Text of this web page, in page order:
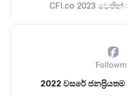
CFI.co 2023
2022 වසරේ